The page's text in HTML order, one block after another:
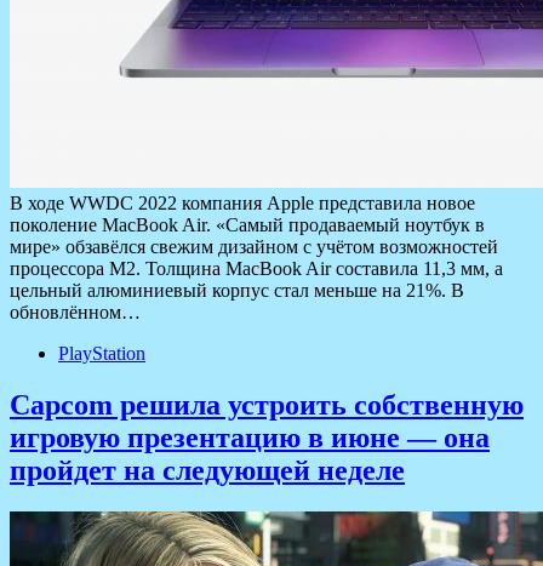
В ходе WWDC 2022 компания Apple представила новое
поколение MacBook Air. «Самый продаваемый ноутбук в
мире» обзавёлся свежим дизайном с учётом возможностей
процессора M2. Толщина MacBook Air составила 11,3 мм, а
цельный алюминиевый корпус стал меньше на 21%. В
обновлённом…
PlayStation
Capcom решила устроить собственную
игровую презентацию в июне — она
пройдет на следующей неделе